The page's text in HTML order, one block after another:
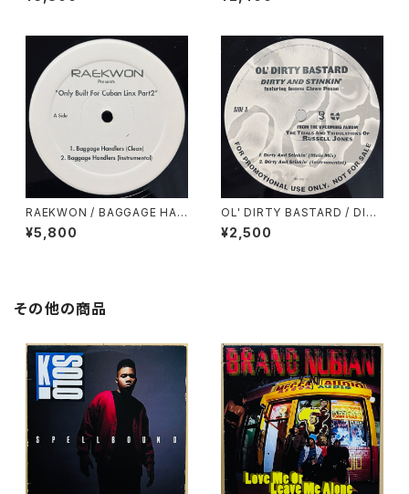
RAEKWON / BAGGAGE HAN
DLERS
¥5,800
OL' DIRTY BASTARD / DIRT
Y & STINKIN'
¥2,500
その他の商品